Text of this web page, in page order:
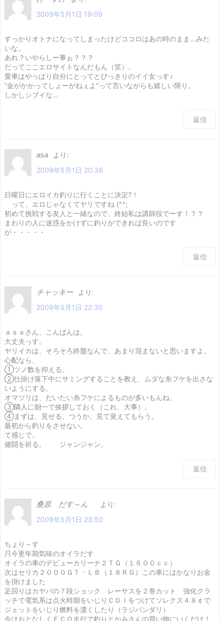
2009年5月1日 19:09
すっかりオトナになってしまったけどココロはあの時のまま…みた
いな。
あれ？いやらしー事ぉ？？？
だってここエロサイトなんだもん（笑）。
愛車はやっぱり自分にとってとびっきりのイイ女っす♪
”金がかかってしょーがねぇよ”って言いながらも嬉しい限り。
しかしシブイな…
返信
asa
より:
2009年5月1日 20:36
日曜日にエロイカ釣りに行くことに決定?！
って、エロじゃなくてヤリですね (^^;
初めて挑戦する友人と一緒なので、終始私は講師役でーす！？？
まわりの人に迷惑をかけずに釣りができれば良いのです
が・・・・・
返信
チャッキー
より:
2009年5月1日 22:30
ａｓａさん、こんばんは。
大丈夫っす。
ヤリイカは、そろそろ終盤なんで、あまり混まないと思いますよ。
心配なら、
①ツノ数を抑える。
②仕掛け落下中にサミングすることを教え、ムダな糸フケを出さな
いようにする。
オマツリは、だいたい糸フケによるものが多いもんね。
③隣人に朝一で挨拶しておく（これ、大事）。
④まずは、見せる、つうか、見て覚えてもらう。
最初から釣りをさせない。
て感じで。
健闘を祈る。 ジャンジャン。
返信
桑原 だす～ん
より:
2009年5月1日 23:50
ちょり～す
只今更年期気味のオイラだす
オイラの車のデビューカリーナ２ＴＧ（１６００ｃｃ）
次はセリカ２０００ＧＴ・ＬＢ（１８ＲＧ）この車にはかなりお金
を掛けました
足回りはカヤバの７段ショック レーサスを２巻カット 強化クラ
ッチで電気系は点火時期をいじりＣＤＩをつけてソレクス４８￠で
ジェットをいじり燃料を濃くしたり（ラジバンダリ）
今はおとなしくＥＣＯ走行で釣りとかみさんの買い物にいくだけ！